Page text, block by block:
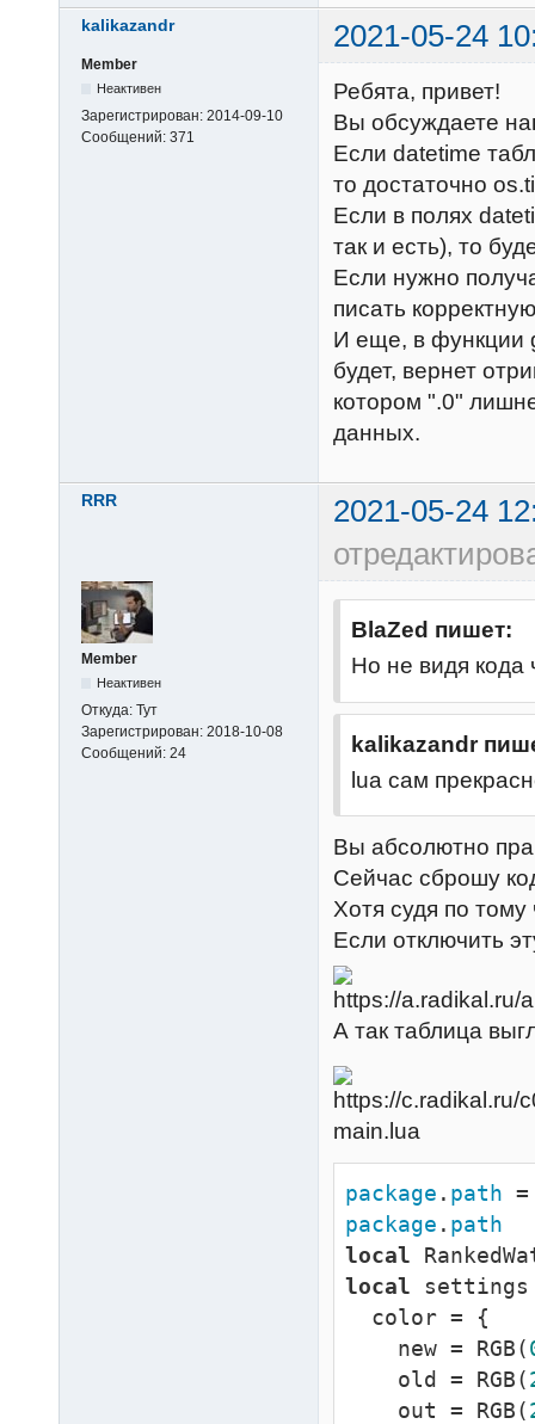
kalikazandr 2021-05-24
Member
Неактивен
Зарегистрирован: 2014-09-10
Сообщений: 371
Ребята, привет!
Вы обсуждаете
Если datetime
то достаточно
Если в полях
так и есть), то
Если нужно
писать
И еще, в функции
будет, вернет
котором ".0"
данных.
RRR
2021-05-24
Member
Неактивен
Откуда: Тут
Зарегистрирован: 2018-10-08
Сообщений: 24
BlaZed пишет:
Но не видя кода
kalikazandr
lua сам
Вы абсолютно
Сейчас сброшу
Хотя судя по
Если отключить
А так таблица
main.lua
package . path
package . path
local
local
    new = RGB(
    old = RGB(
    out = RGB(